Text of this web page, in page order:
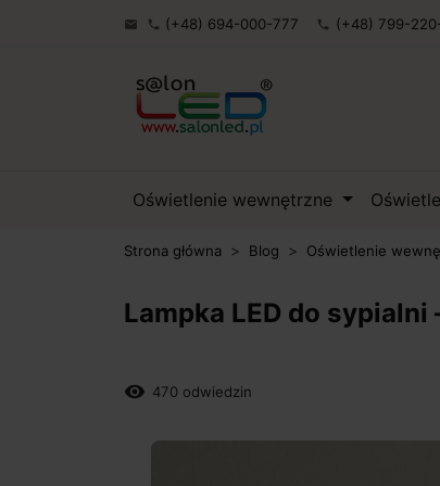
 phone (+48) 694-000-777 phone (+48) 799-
Oświetlenie wewnętrzne
Strona główna Blog Oświetlenie
Lampka LED do
remove_red_eye 470 odwiedzin